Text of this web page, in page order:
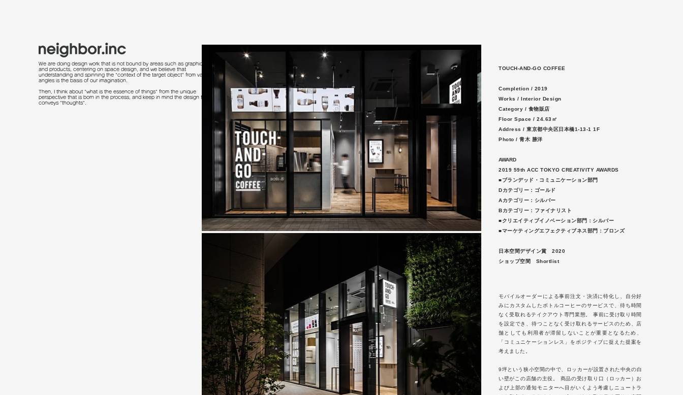
We are doing design work that is not bound by areas such as graphics
and products, centering on space design, and we believe that
understanding and spinning the "context of the target object" from various
angles is the basis of our imagination.
Then, I think about "what is the essence of things" from the unique
perspective that is born in the process, and keep in mind the design that
conveys "thoughts".
TOUCH-AND-GO COFFEE
Completion / 2019
Works / Interior Design
Category / 食物販店
Floor Space / 24.63㎡
Address / 東京都中央区日本橋1-13-1 1F
Photo / 青木 勝洋
AWARD
2019 59th ACC TOKYO CREATIVITY AWARDS
■ブランデッド・コミュニケーション部門
Dカテゴリー：ゴールド
Aカテゴリー：シルバー
Bカテゴリー：ファイナリスト
■クリエイティブイノベーション部門：シルバー
■マーケティングエフェクティブネス部門：ブロンズ
日本空間デザイン賞 2020
ショップ空間 Shortlist
モバイルオーダーによる事前注文・決済に特化し、自分好
みにカスタムしたボトルコーヒーのサービスで、待ち時間
なく受取れるテイクアウト専門業態。 事前に受け取り時間
を設定でき、待つことなく受け取れるサービスのため、店
舗としても利用者が滞留しないことが重要となるため、
「コミュニケーションレス」をポジティブに捉えた提案を
考えました。
9坪という狭小空間の中で、
ロッカーが設置された中央の白
い壁がこの店舗の主役。 商品の受け取り口（ロッカー）お
よび上部の通知モニターへ目がいくよう考慮しニュートラ